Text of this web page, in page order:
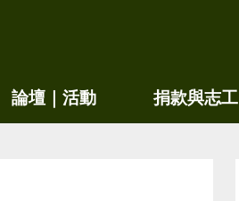
論壇｜活動 捐款與志工